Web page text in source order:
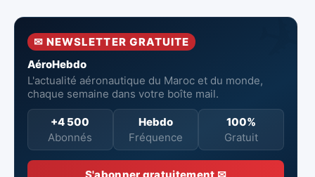
l’Aéroport
Mohammed V
✉ NEWSLETTER GRATUITE
AéroHebdo
L'actualité aéronautique du Maroc et du monde,
chaque semaine dans votre boîte mail.
+4 500
Abonnés
Hebdo
Fréquence
100%
Gratuit
S'abonner gratuitement ✉